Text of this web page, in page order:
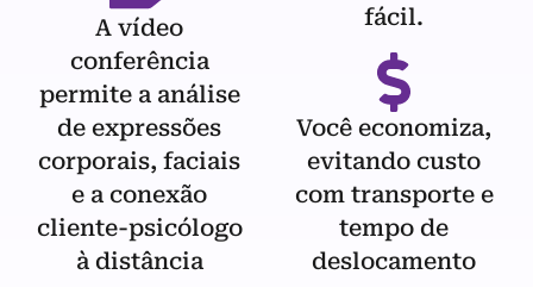
A vídeo
conferência
permite a análise
de expressões
corporais, faciais
e a conexão
cliente-psicólogo
à distância
fácil.
Você economiza,
evitando custo
com transporte e
tempo de
deslocamento